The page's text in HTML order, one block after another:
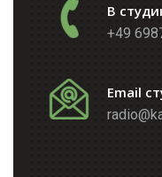
В
+49
Email